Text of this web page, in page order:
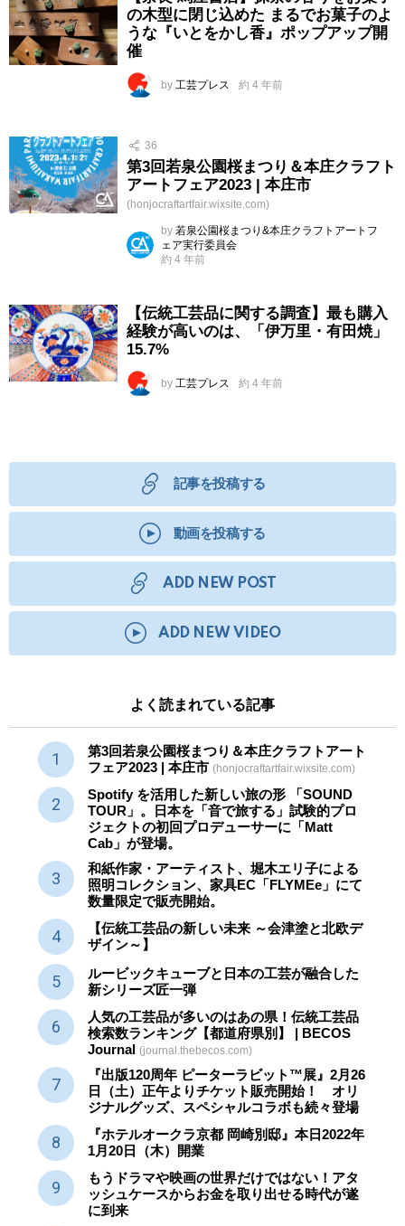
の木型に閉じ込めた まるでお菓子のよ
うな『いとをかし香』ポップアップ開
催
by 工芸プレス 約 4 年前
36
第3回若泉公園桜まつり＆本庄クラフト
アートフェア2023 | 本庄市
(honjocraftartfair.wixsite.com)
by 若泉公園桜まつり&本庄クラフトアートフ
ェア実行委員会
約 4 年前
【伝統工芸品に関する調査】最も購入
経験が高いのは、「伊万里・有田焼」
15.7%
by 工芸プレス 約 4 年前
記事を投稿する
動画を投稿する
ADD NEW POST
ADD NEW VIDEO
よく読まれている記事
第3回若泉公園桜まつり＆本庄クラフトアート
フェア2023 | 本庄市 (honjocraftartfair.wixsite.com)
Spotify を活用した新しい旅の形 「SOUND
TOUR」。日本を「音で旅する」試験的プロ
ジェクトの初回プロデューサーに「Matt
Cab」が登場。
和紙作家・アーティスト、堀木エリ子による
照明コレクション、家具EC「FLYMEe」にて
数量限定で販売開始。
【伝統工芸品の新しい未来 ～会津塗と北欧デ
ザイン～】
ルービックキューブと日本の工芸が融合した
新シリーズ匠一弾
人気の工芸品が多いのはあの県！伝統工芸品
検索数ランキング【都道府県別】 | BECOS
Journal (journal.thebecos.com)
『出版120周年 ピーターラビット™展』2月26
日（土）正午よりチケット販売開始！ オリ
ジナルグッズ、スペシャルコラボも続々登場
『ホテルオークラ京都 岡崎別邸』本日2022年
1月20日（木）開業
もうドラマや映画の世界だけではない！アタ
ッシュケースからお金を取り出せる時代が遂
に到来